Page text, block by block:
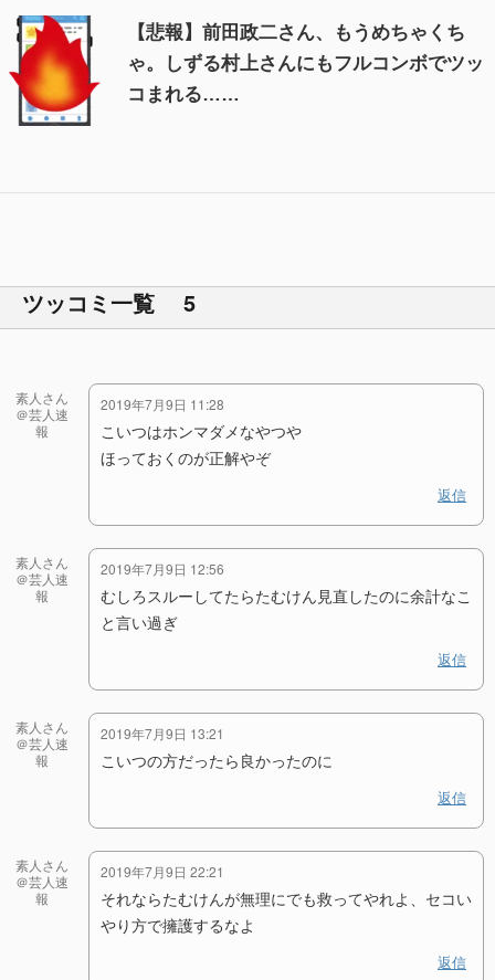
【悲報】前田政二さん、もうめちゃくち
ゃ。しずる村上さんにもフルコンボでツッ
コまれる……
ツッコミ一覧 5
素人さん
＠芸人速
報
2019年7月9日 11:28
こいつはホンマダメなやつや
ほっておくのが正解やぞ
返信
素人さん
＠芸人速
報
2019年7月9日 12:56
むしろスルーしてたらたむけん見直したのに余計なこ
と言い過ぎ
返信
素人さん
＠芸人速
報
2019年7月9日 13:21
こいつの方だったら良かったのに
返信
素人さん
＠芸人速
報
2019年7月9日 22:21
それならたむけんが無理にでも救ってやれよ、セコい
やり方で擁護するなよ
返信